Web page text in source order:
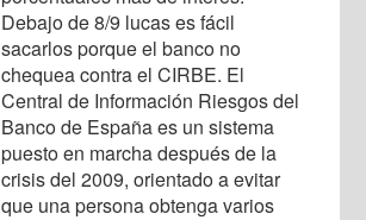
Debajo de 8/9 lucas es fácil
sacarlos porque el banco no
chequea contra el CIRBE. El
Central de Información Riesgos del
Banco de España es un sistema
puesto en marcha después de la
crisis del 2009, orientado a evitar
que una persona obtenga varios